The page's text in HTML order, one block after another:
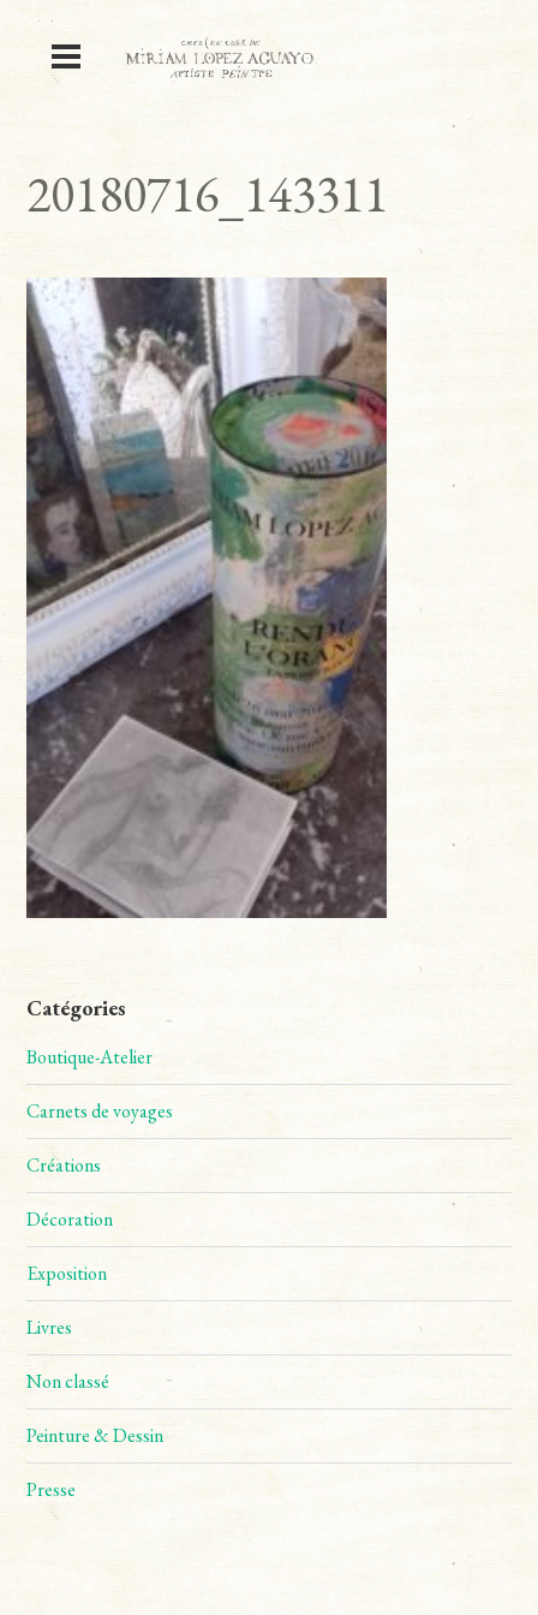
20180716_143311
Catégories
Boutique-Atelier
Carnets de voyages
Créations
Décoration
Exposition
Livres
Non classé
Peinture & Dessin
Presse